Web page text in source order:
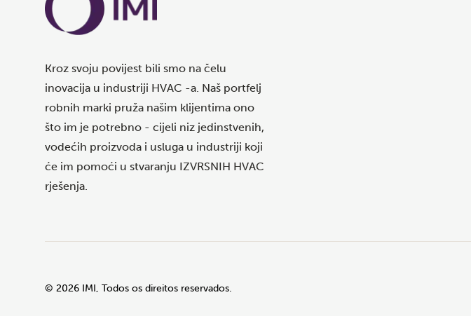
Kroz svoju povijest bili smo na čelu
inovacija u industriji HVAC -a. Naš portfelj
robnih marki pruža našim klijentima ono
što im je potrebno - cijeli niz jedinstvenih,
vodećih proizvoda i usluga u industriji koji
će im pomoći u stvaranju IZVRSNIH HVAC
rješenja.
© 2026 IMI, Todos os direitos reservados.